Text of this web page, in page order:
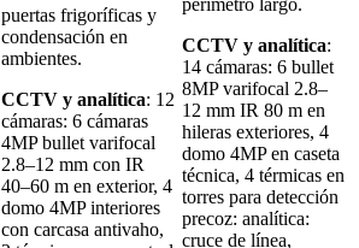
puertas frigoríficas y
condensación en
ambientes.
CCTV y analítica: 12
cámaras: 6 cámaras
4MP bullet varifocal
2.8–12 mm con IR
40–60 m en exterior, 4
domo 4MP interiores
con carcasa antivaho,
perímetro largo.
CCTV y analítica:
14 cámaras: 6 bullet
8MP varifocal 2.8–
12 mm IR 80 m en
hileras exteriores, 4
domo 4MP en caseta
técnica, 4 térmicas en
torres para detección
precoz: analítica:
cruce de línea,